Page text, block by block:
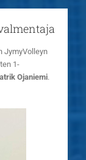
JymyVolleyn
1-
Ojaniemi.